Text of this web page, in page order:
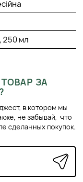
250 мл
ЗА
в котором мы
не забывай, что
сделанных покупок.